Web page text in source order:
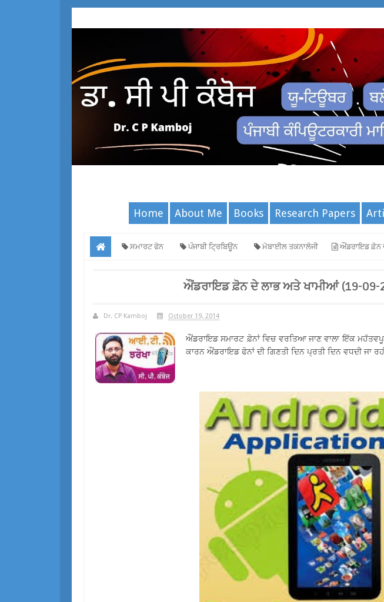
Home About Me Books Research Papers
ਸਮਾਰਟ ਫੋਨ ਪੰਜਾਬੀ ਟ੍ਰਿਬਿਊਨ ਮੋਬਾਈਲ ਤਕਨਾਲੋਜੀ ਔਂਡਰਾਇਡ ਫ਼ੋਨ
ਔਂਡਰਾਇਡ ਫ਼ੋਨ ਦੇ ਲਾਭ ਅਤੇ ਖਾਮੀਆਂ (19-09-
Dr. CP Kamboj October 19, 2014
ਔਂਡਰਾਇਡ ਸਮਾਰਟ ਫ਼ੋਨਾਂ ਵਿਚ ਵਰਤਿਆ ਜਾਣ ਵਾਲਾ ਇੱਕ
ਕਾਰਨ ਔਂਡਰਾਇਡ ਫੋਨਾਂ ਦੀ ਗਿਣਤੀ ਦਿਨ ਪ੍ਰਤੀ ਦਿਨ ਵਧਦੀ ਜਾ